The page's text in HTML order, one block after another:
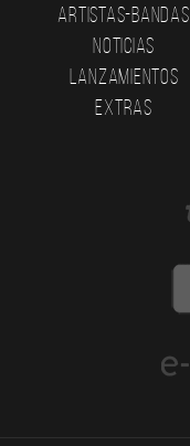
Artistas-Bandas
Noticias
Lanzamientos
Extras